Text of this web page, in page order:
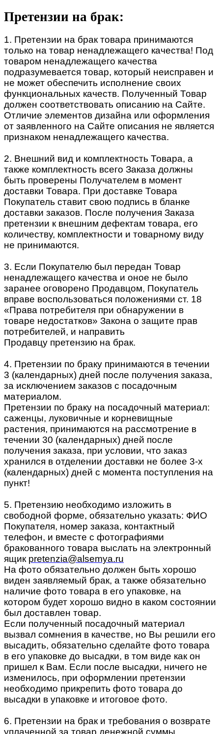
Претензии на брак:
1. Претензии на брак товара принимаются
только на товар ненадлежащего качества! Под
товаром ненадлежащего качества
подразумевается товар, который неисправен и
не может обеспечить исполнение своих
функциональных качеств. Полученный Товар
должен соответствовать описанию на Сайте.
Отличие элементов дизайна или оформления
от заявленного на Сайте описания не является
признаком ненадлежащего качества.
2. Внешний вид и комплектность Товара, а
также комплектность всего Заказа должны
быть проверены Получателем в момент
доставки Товара. При доставке Товара
Покупатель ставит свою подпись в бланке
доставки заказов. После получения Заказа
претензии к внешним дефектам товара, его
количеству, комплектности и товарному виду
не принимаются.
3. Если Покупателю был передан Товар
ненадлежащего качества и оное не было
заранее оговорено Продавцом, Покупатель
вправе воспользоваться положениями ст. 18
«Права потребителя при обнаружении в
товаре недостатков» Закона о защите прав
потребителей, и направить
Продавцу претензию на брак.
4. Претензии по браку принимаются в течении
3 (календарных) дней после получения заказа,
за исключением заказов с посадочным
материалом.
Претензии по браку на посадочный материал:
саженцы, луковичные и корневищные
растения, принимаются на рассмотрение в
течении 30 (календарных) дней после
получения заказа, при условии, что заказ
хранился в отделении доставки не более 3-х
(календарных) дней с момента поступления на
пункт!
5. Претензию необходимо изложить в
свободной форме, обязательно указать: ФИО
Покупателя, номер заказа, контактный
телефон, и вместе с фотографиями
бракованного товара выслать на электронный
ящик pretenzia@alsemya.ru
На фото обязательно должен быть хорошо
виден заявляемый брак, а также обязательно
наличие фото товара в его упаковке, на
котором будет хорошо видно в каком состоянии
был доставлен товар.
Если полученный посадочный материал
вызвал сомнения в качестве, но Вы решили его
высадить, обязательно сделайте фото товара
в его упаковке до высадки, в том виде как он
пришел к Вам. Если после высадки, ничего не
изменилось, при оформлении претензии
необходимо прикрепить фото товара до
высадки в упаковке и итоговое фото.
6. Претензии на брак и требования о возврате
уплаченной за товар денежной суммы